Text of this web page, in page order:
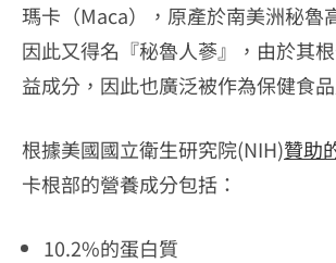
瑪卡（Maca），原產於南美洲秘魯
因此又得名『秘魯人蔘』，由於其
益成分，因此也廣泛被作為保健食
根據美國國立衛生研究院(NIH)贊助
卡根部的營養成分包括：
10.2%的蛋白質